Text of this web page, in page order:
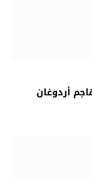
أردوغان